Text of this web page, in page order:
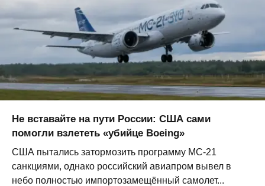
Не вставайте на пути России: США сами
помогли взлететь «убийце Boeing»
США пытались затормозить программу МС-21
санкциями, однако российский авиапром вывел в
небо полностью импортозамещённый самолет...